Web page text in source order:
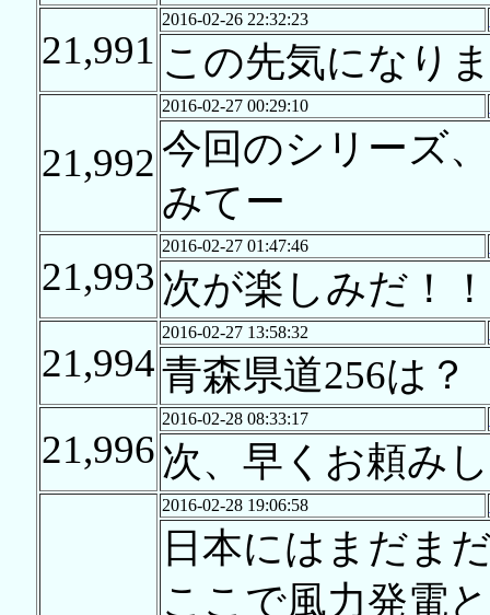
21,991
2016-02-26 22:32:23
この先気になり
21,992
2016-02-27 00:29:10
今回のシリーズ
みてー
21,993
2016-02-27 01:47:46
次が楽しみだ！！
21,994
2016-02-27 13:58:32
青森県道256は？
21,996
2016-02-28 08:33:17
次、早くお頼み
2016-02-28 19:06:58
日本にはまだま
ここで風力発電